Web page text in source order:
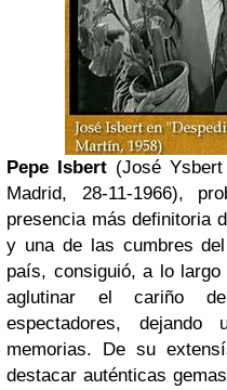
Pepe Isbert(José Ysbert
Madrid, 28-11-1966),
presencia más definitoria
y una de las cumbres
país, consiguió, a lo
aglutinar el cariño
espectadores,
memorias. De su
destacar auténticas